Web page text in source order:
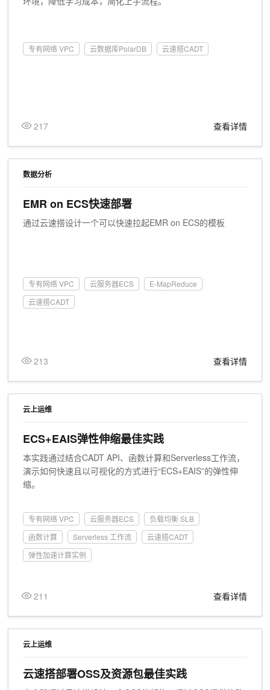
专有网络 VPC 云数据库PolarDB 云速搭CADT
217 查看详情
数据分析
EMR on ECS快速部署
通过云速搭设计一个可以快速拉起EMR on ECS的模板
专有网络 VPC 云服务器ECS
E-MapReduce
云速搭CADT
213 查看详情
云上运维
ECS+EAIS弹性伸缩最佳实践
本实践通过结合CADT API、函数计算和Serverless工作流，
演示如何快速且以可视化的方式进行“ECS+EAIS”的弹性伸
缩。
专有网络 VPC 云服务器ECS
负载均衡 SLB
函数计算
Serverless 工作流
云速搭CADT
弹性加速计算实例
211 查看详情
云上运维
云速搭部署OSS及资源包最佳实践